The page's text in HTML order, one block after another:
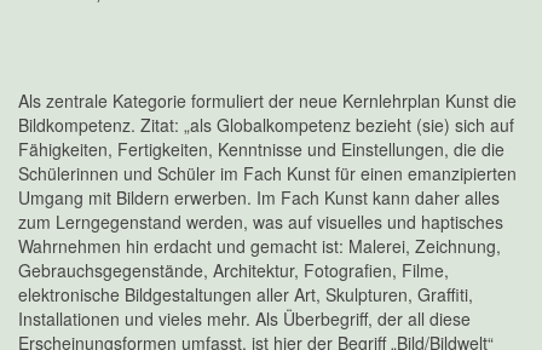
Als zentrale Kategorie formuliert der neue Kernlehrplan Kunst die
Bildkompetenz. Zitat: „als Globalkompetenz bezieht (sie) sich auf
Fähigkeiten, Fertigkeiten, Kenntnisse und Einstellungen, die die
Schülerinnen und Schüler im Fach Kunst für einen emanzipierten
Umgang mit Bildern erwerben. Im Fach Kunst kann daher alles
zum Lerngegenstand werden, was auf visuelles und haptisches
Wahrnehmen hin erdacht und gemacht ist: Malerei, Zeichnung,
Gebrauchsgegenstände, Architektur, Fotografien, Filme,
elektronische Bildgestaltungen aller Art, Skulpturen, Graffiti,
Installationen und vieles mehr. Als Überbegriff, der all diese
Erscheinungsformen umfasst, ist hier der Begriff „Bild/Bildwelt“